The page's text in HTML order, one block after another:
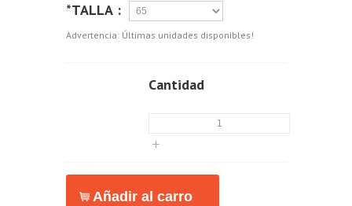
*TALLA :
Advertencia: Últimas unidades disponibles!
Cantidad